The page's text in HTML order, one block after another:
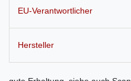
EU-Verantwortlicher
Hersteller